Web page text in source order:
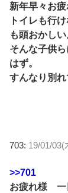
新年早々お疲
トイレも行
も頭おかしい
そんな子供
はず。
すんなり別れ
703: 19/01/03(
>>701
お疲れ様 一